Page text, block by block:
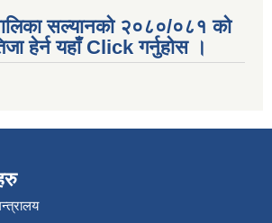
सल्यानको २०८०/०८१ को
हेर्न यहाँ Click गर्नुहोस ।